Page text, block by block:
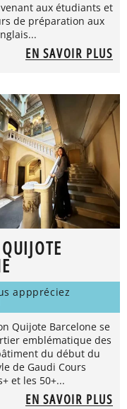
aux étudiants et
de préparation aux
EN SAVOIR PLUS
apppréciez
Quijote Barcelone se
emblématique des
du début du
de Gaudi Cours
et les 50+...
EN SAVOIR PLUS